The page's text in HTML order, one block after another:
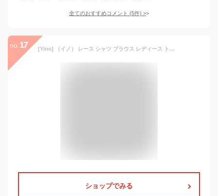
全てのおすすめコメント (5件) >
no. 17 [Yino] （イノ） レース シャツ ブラウス レディース トップス 花柄 フリル 立ち襟 女性らしい 可愛い 着痩せ 長袖 おしゃれ 通勤 オフィス カジュアル デート フォーマル 秋 冬 春
ショップでみる